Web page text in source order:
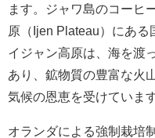
ます。ジャワ島のコーヒ
原（Ijen Plateau）にある
イジャン高原は、海を渡
あり、鉱物質の豊富な火
気候の恩恵を受けています
オランダによる強制栽培